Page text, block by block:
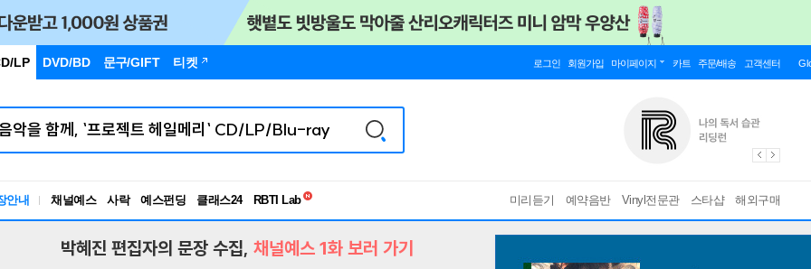
LP DVD/BD 문구/GIFT 티켓 로그인 회원가입 마이페이지 카트 주문/배송 고객센터
안내 채널예스 사락 예스펀딩 클래스24
RBTI Lab
미리듣기 예약음반 Vinyl전문관 스타샵 해외구매
박혜진 편집자의 문장 수집, 채널예스 1화 보러 가기